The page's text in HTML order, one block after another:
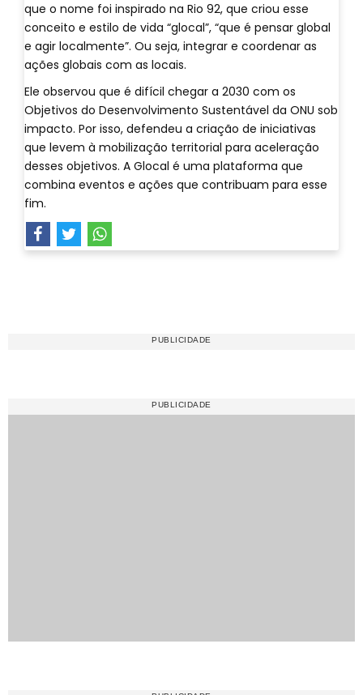
que o nome foi inspirado na Rio 92, que criou esse
conceito e estilo de vida “glocal”, “que é pensar global
e agir localmente”. Ou seja, integrar e coordenar as
ações globais com as locais.
Ele observou que é difícil chegar a 2030 com os
Objetivos do Desenvolvimento Sustentável da ONU sob
impacto. Por isso, defendeu a criação de iniciativas
que levem à mobilização territorial para aceleração
desses objetivos. A Glocal é uma plataforma que
combina eventos e ações que contribuam para esse
fim.